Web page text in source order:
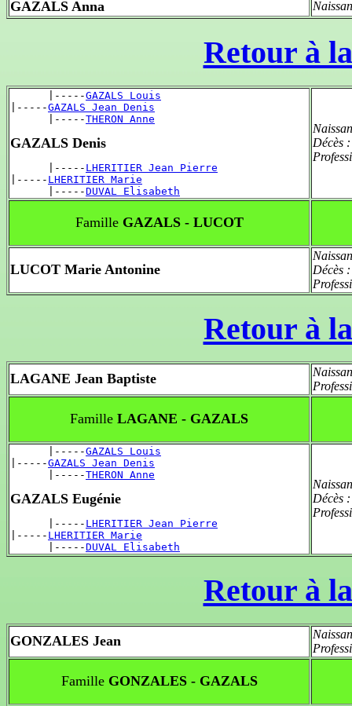
GAZALS Anna
Retour à
      |-----
GAZALS Louis
|-----GAZALS Jean Denis
      |-----
THERON Anne
GAZALS Denis
      |-----
LHERITIER Jean Pierre
|----- LHERITIER Marie
      |-----
DUVAL Elisabeth
Décès
FamilleGAZALS - LUCOT
LUCOT Marie Antonine
Décès
Retour à
LAGANE Jean Baptiste
Famille LAGANE - GAZALS
      |-----
GAZALS Louis
|-----GAZALS Jean Denis
      |-----
THERON Anne
GAZALS Eugénie
      |-----
LHERITIER Jean Pierre
|----- LHERITIER Marie
      |-----
DUVAL Elisabeth
Décès
Retour à
GONZALES Jean
FamilleGONZALES - GAZALS